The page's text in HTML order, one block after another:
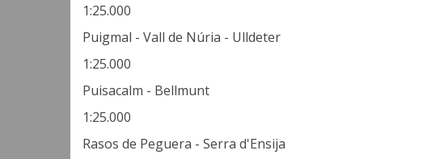
1:25.000
Puigmal - Vall de Núria - Ulldeter
1:25.000
Puisacalm - Bellmunt
1:25.000
Rasos de Peguera - Serra d'Ensija